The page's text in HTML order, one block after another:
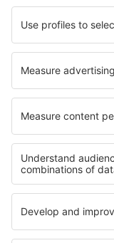
Cazare în Mount
Cazare în Villares de
Cele mai bune locuri
Cazare in
Cazare în Egipt
Cazare in Insula Hvar
Cazare in Saxonia